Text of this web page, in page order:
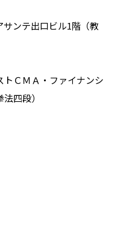
ンテ出口ビル1階（教
ＣＭＡ・ファイナンシ
四段）